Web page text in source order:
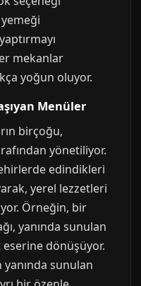
yemeği
mekanlar
yoğun oluyor.
Menüler
birçoğu,
yönetiliyor.
edindikleri
yerel lezzetleri
Örneğin, bir
yanında sunulan
dönüşüyor.
sunulan